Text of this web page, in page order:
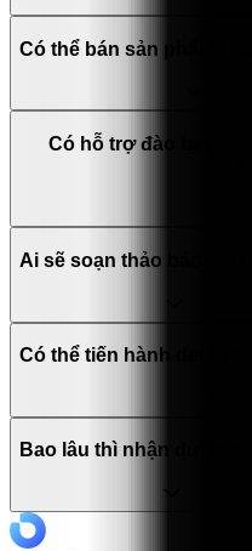
Có thể bán sản phẩm /
Có hỗ trợ đào tạo kỹ
Ai sẽ soạn thảo báo giá /
Có thể tiến hành demo
Bao lâu thì nhận được